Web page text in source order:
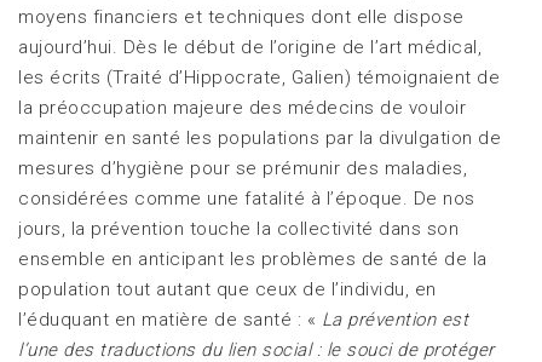
moyens financiers et techniques dont elle dispose
aujourd’hui. Dès le début de l’origine de l’art médical,
les écrits (Traité d’Hippocrate, Galien) témoignaient de
la préoccupation majeure des médecins de vouloir
maintenir en santé les populations par la divulgation de
mesures d’hygiène pour se prémunir des maladies,
considérées comme une fatalité à l’époque. De nos
jours, la prévention touche la collectivité dans son
ensemble en anticipant les problèmes de santé de la
population tout autant que ceux de l’individu, en
l’éduquant en matière de santé : « La prévention est
l’une des traductions du lien social : le souci de protéger